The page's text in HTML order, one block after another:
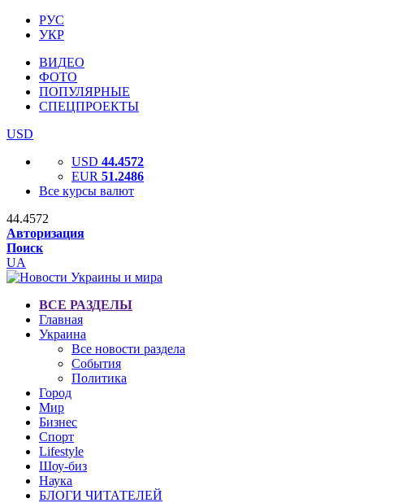
РУС
УКР
ВИДЕО
ФОТО
ПОПУЛЯРНЫЕ
СПЕЦПРОЕКТЫ
USD
USD 44.4572
EUR 51.2486
Все курсы валют
44.4572
Авторизация
Поиск
UA
ВСЕ РАЗДЕЛЫ
Главная
Украина
Все новости раздела
События
Политика
Город
Мир
Бизнес
Спорт
Lifestyle
Шоу-биз
Наука
БЛОГИ ЧИТАТЕЛЕЙ